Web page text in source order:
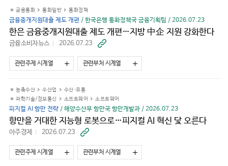
금융통화 통화일반 통화정책
금융중개지원대출 제도 개편 / 한국은행 통화정책국 금융기획팀 / 2026.07.23
한은 금융중개지원대출 제도 개편…지방 中企 지원 강화한다
금융소비자뉴스 2026.07.23
바
가
기
관련주제 시계열 관련부처 시계열
농축수산 수산업
수산·유통
과학기술/정보통신
소프트웨어 소프트웨어
피지컬 AI 항만 전략 / 해양수산부 항만국 항만개발과 / 2026.07.23
항만을 거대한 지능형 로봇으로…피지컬 AI 혁신 닻 오른다
아주경제 2026.07.23
바
가
기
관련주제 시계열 관련부처 시계열